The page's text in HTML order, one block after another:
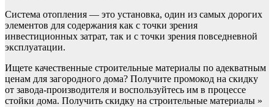
Система отопления — это установка, один из самых дорогих
элементов для содержания как с точки зрения
инвестиционных затрат, так и с точки зрения повседневной
эксплуатации.
Ищете качественные строительные материалы по адекватным
ценам для загородного дома? Получите промокод на скидку
от завода-производителя и воспользуйтесь им в процессе
стойки дома. Получить скидку на строительные материалы »